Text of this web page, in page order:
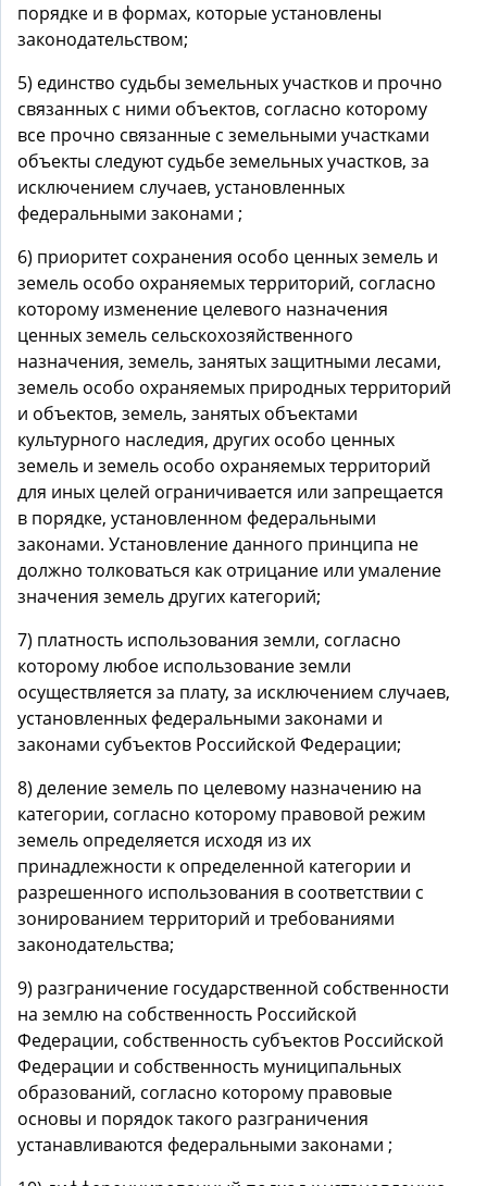
порядке и в формах, которые установлены
законодательством;
5) единство судьбы земельных участков и прочно
связанных с ними объектов, согласно которому
все прочно связанные с земельными участками
объекты следуют судьбе земельных участков, за
исключением случаев, установленных
федеральными законами ;
6) приоритет сохранения особо ценных земель и
земель особо охраняемых территорий, согласно
которому изменение целевого назначения
ценных земель сельскохозяйственного
назначения, земель, занятых защитными лесами,
земель особо охраняемых природных территорий
и объектов, земель, занятых объектами
культурного наследия, других особо ценных
земель и земель особо охраняемых территорий
для иных целей ограничивается или запрещается
в порядке, установленном федеральными
законами. Установление данного принципа не
должно толковаться как отрицание или умаление
значения земель других категорий;
7) платность использования земли, согласно
которому любое использование земли
осуществляется за плату, за исключением случаев,
установленных федеральными законами и
законами субъектов Российской Федерации;
8) деление земель по целевому назначению на
категории, согласно которому правовой режим
земель определяется исходя из их
принадлежности к определенной категории и
разрешенного использования в соответствии с
зонированием территорий и требованиями
законодательства;
9) разграничение государственной собственности
на землю на собственность Российской
Федерации, собственность субъектов Российской
Федерации и собственность муниципальных
образований, согласно которому правовые
основы и порядок такого разграничения
устанавливаются федеральными законами ;